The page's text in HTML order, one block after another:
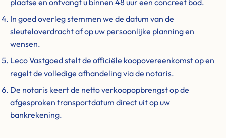
plaatse en ontvangt u binnen 48 uur een concreet bod.
In goed overleg stemmen we de datum van de
sleuteloverdracht af op uw persoonlijke planning en
wensen.
Leco Vastgoed stelt de officiële koopovereenkomst op en
regelt de volledige afhandeling via de notaris.
De notaris keert de netto verkoopopbrengst op de
afgesproken transportdatum direct uit op uw
bankrekening.